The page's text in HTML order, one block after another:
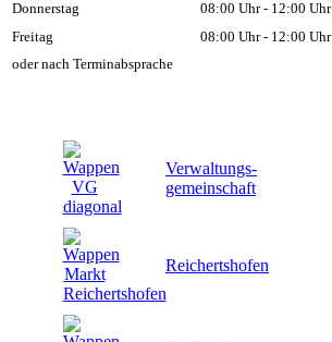
Donnerstag
08:00 Uhr - 12:00 Uhr
Freitag
08:00 Uhr - 12:00 Uhr
oder nach Terminabsprache
Verwaltungs-
gemeinschaft
Reichertshofen